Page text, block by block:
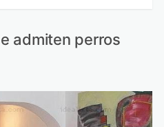
admiten perros